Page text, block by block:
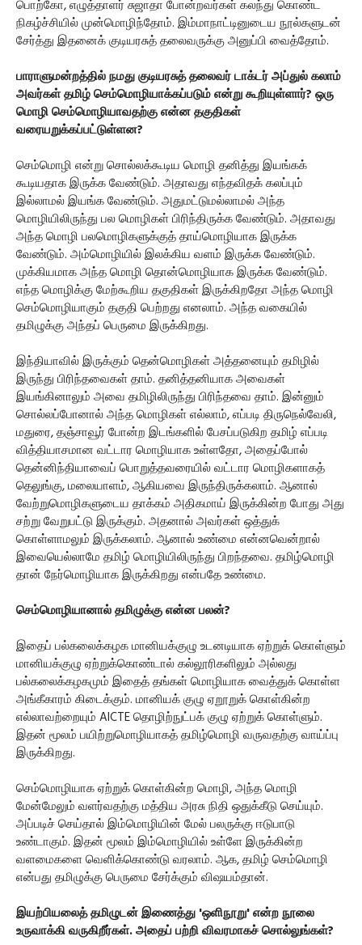
பொற்கோ, எழுத்தாளர் சுஜாதா போன்றவர்கள் கலந்து கொண்ட
நிகழ்ச்சியில் முன்மொழிந்தோம். இம்மாநாட்டினுடைய நூல்களுடன்
சேர்த்து இதனைக் குடியரசுத் தலைவருக்கு அனுப்பி வைத்தோம்.
பாராளுமன்றத்தில் நமது குடியரசுத் தலைவர் டாக்டர் அப்துல் கலாம்
அவர்கள் தமிழ் செம்மொழியாக்கப்படும் என்று கூறியுள்ளார்? ஒரு
மொழி செம்மொழியாவதற்கு என்ன தகுதிகள்
வரையறுக்கப்பட்டுள்ளன?
செம்மொழி என்று சொல்லக்கூடிய மொழி தனித்து இயங்கக்
கூடியதாக இருக்க வேண்டும். அதாவது எந்தவிதக் கலப்பும்
இல்லாமல் இயங்க வேண்டும். அதுமட்டுமல்லாமல் அந்த
மொழியிலிருந்து பல மொழிகள் பிரிந்திருக்க வேண்டும். அதாவது
அந்த மொழி பலமொழிகளுக்குத் தாய்மொழியாக இருக்க
வேண்டும். அம்மொழியில் இலக்கிய வளம் இருக்க வேண்டும்.
முக்கியமாக அந்த மொழி தொன்மொழியாக இருக்க வேண்டும்.
எந்த மொழிக்கு மேற்கூறிய தகுதிகள் இருக்கிறதோ அந்த மொழி
செம்மொழியாகும் தகுதி பெற்றது எனலாம். அந்த வகையில்
தமிழுக்கு அந்தப் பெருமை இருக்கிறது.
இந்தியாவில் இருக்கும் தென்மொழிகள் அத்தனையும் தமிழில்
இருந்து பிரிந்தவைகள் தாம். தனித்தனியாக அவைகள்
இயங்கினாலும் அவை தமிழிலிருந்து பிரிந்தவை தாம். இன்னும்
சொல்லப்போனால் அந்த மொழிகள் எல்லாம், எப்படி திருநெல்வேலி,
மதுரை, தஞ்சாவூர் போன்ற இடங்களில் பேசப்படுகிற தமிழ் எப்படி
வித்தியாசமான வட்டார மொழியாக உள்ளதோ, அதைப்போல்
தென்னிந்தியாவைப் பொறுத்தவரையில் வட்டார மொழிகளாகத்
தெலுங்கு, மலையாளம், ஆகியவை இருந்திருக்கலாம். ஆனால்
வேற்றுமொழிகளுடைய தாக்கம் அதிகமாய் இருக்கின்ற போது அது
சற்று வேறுபட்டு இருக்கும். அதனால் அவர்கள் ஒத்துக்
கொள்ளாமலும் இருக்கலாம். ஆனால் உண்மை என்னவென்றால்
இவையெல்லாமே தமிழ் மொழியிலிருந்து பிறந்தவை. தமிழ்மொழி
தான் நேர்மொழியாக இருக்கிறது என்பதே உண்மை.
செம்மொழியானால் தமிழுக்கு என்ன பலன்?
இதைப் பல்கலைக்கழக மானியக்குழு உடனடியாக ஏற்றுக் கொள்ளும்
மானியக்குழு ஏற்றுக்கொண்டால் கல்லூரிகளிலும் அல்லது
பல்கலைக்கழகமும் இதைத் தங்கள் மொழியாக வைத்துக் கொள்ள
அங்கீகாரம் கிடைக்கும். மானியக் குழு ஏறூறுக் கொள்கின்ற
எல்லாவற்றையும் AICTE தொழிற்நுட்பக் குழு ஏற்றுக் கொள்ளும்.
இதன் மூலம் பயிற்றுமொழியாகத் தமிழ்மொழி வருவதற்கு வாய்ப்பு
இருக்கிறது.
செம்மொழியாக ஏற்றுக் கொள்கின்ற மொழி, அந்த மொழி
மேன்மேலும் வளர்வதற்கு மத்திய அரசு நிதி ஒதுக்கீடு செய்யும்.
அப்படிச் செய்தால் இம்மொழியின் மேல் பலருக்கு ஈடுபாடு
உண்டாகும். இதன் மூலம் இம்மொழியில் உள்ளே இருக்கின்ற
வளமைகளை வெளிக்கொண்டு வரலாம். ஆக, தமிழ் செம்மொழி
என்பது தமிழுக்கு பெருமை சேர்க்கும் விஷயம்தான்.
இயற்பியலைத் தமிழுடன் இணைத்து 'ஒளிநூறு' என்ற நூலை
உருவாக்கி வருகிறீர்கள். அதைப் பற்றி விவரமாகச் சொல்லுங்கள்?